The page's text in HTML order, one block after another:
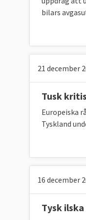
EU-
När all
antalet
och
EU-
bilars
21 december
Tusk
Europeiska
Tyskland
16 december
Tysk